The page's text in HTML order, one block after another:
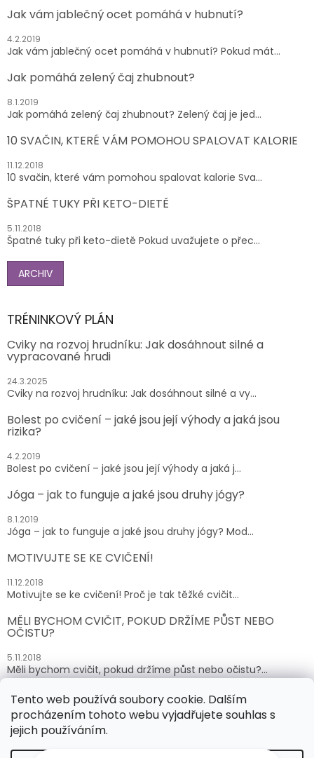
Tento web používá soubory cookie. Dalším
procházením tohoto webu vyjadřujete souhlas s
jejich používáním.
Jak vám jablečný ocet pomáhá v hubnutí?
4.2.2019
Jak vám jablečný ocet pomáhá v hubnutí? Pokud mát...
Jak pomáhá zelený čaj zhubnout?
8.1.2019
Jak pomáhá zelený čaj zhubnout? Zelený čaj je jed...
10 SVAČIN, KTERÉ VÁM POMOHOU SPALOVAT KALORIE
11.12.2018
10 svačin, které vám pomohou spalovat kalorie Sva...
ŠPATNÉ TUKY PŘI KETO-DIETĚ
5.11.2018
Špatné tuky při keto-dietě Pokud uvažujete o přec...
ARCHIV
TRÉNINKOVÝ PLÁN
Cviky na rozvoj hrudníku: Jak dosáhnout silné a
vypracované hrudi
24.3.2025
Cviky na rozvoj hrudníku: Jak dosáhnout silné a vy...
Bolest po cvičení – jaké jsou její výhody a jaká jsou
rizika?
4.2.2019
Bolest po cvičení – jaké jsou její výhody a jaká j...
Jóga – jak to funguje a jaké jsou druhy jógy?
8.1.2019
Jóga – jak to funguje a jaké jsou druhy jógy? Mod...
MOTIVUJTE SE KE CVIČENÍ!
11.12.2018
Motivujte se ke cvičení! Proč je tak těžké cvičit...
MĚLI BYCHOM CVIČIT, POKUD DRŽÍME PŮST NEBO
OČISTU?
5.11.2018
Měli bychom cvičit, pokud držíme půst nebo očistu?...
ARCHIV